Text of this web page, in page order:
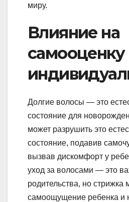
миру.
Влияние на
самооценку
Долгие волосы — это
состояние для
может разрушить это
состояние, подавив
вызвав дискомфорт у
уход за волосами — это
родительства, но стрижка
самоощущение ребенка и